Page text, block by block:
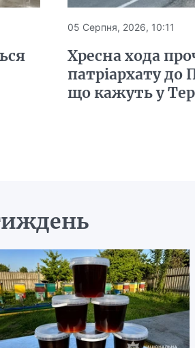
05 Серпня, 2026, 10:11
Хресна хода
патріархату до
що кажуть у